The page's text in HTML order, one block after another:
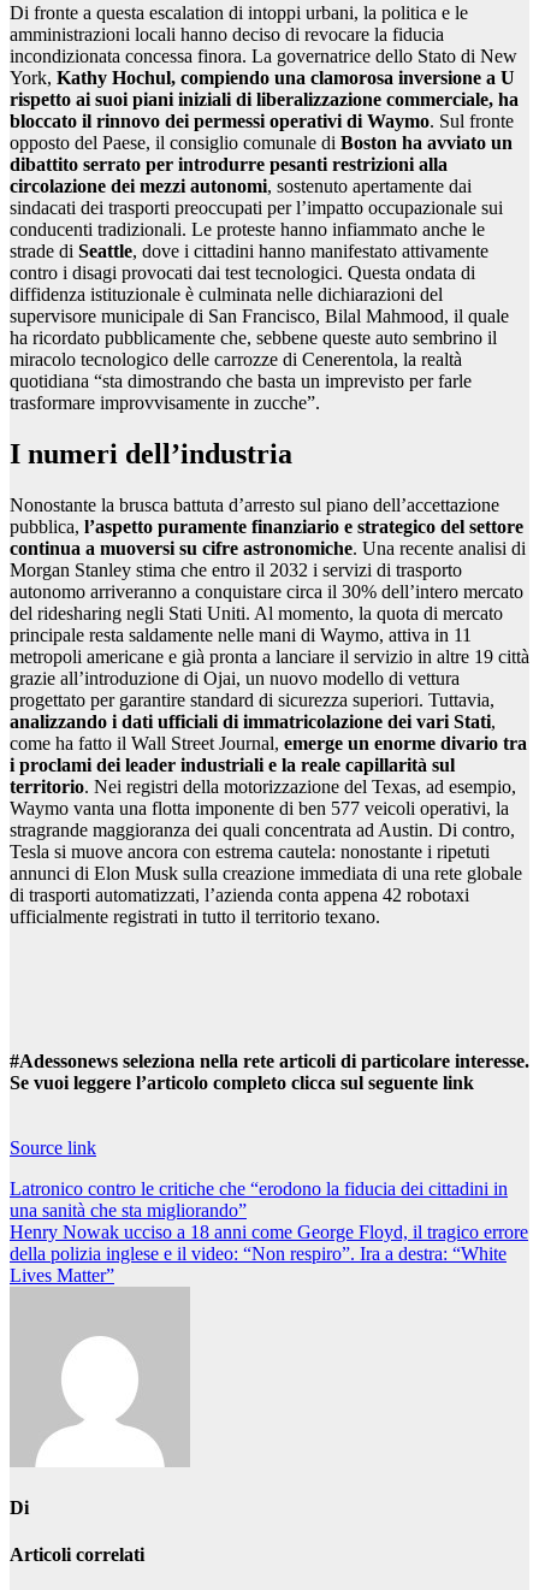
Di fronte a questa escalation di intoppi urbani, la politica e le
amministrazioni locali hanno deciso di revocare la fiducia
incondizionata concessa finora. La governatrice dello Stato di New
York, Kathy Hochul, compiendo una clamorosa inversione a U
rispetto ai suoi piani iniziali di liberalizzazione commerciale, ha
bloccato il rinnovo dei permessi operativi di Waymo. Sul fronte
opposto del Paese, il consiglio comunale di Boston ha avviato un
dibattito serrato per introdurre pesanti restrizioni alla
circolazione dei mezzi autonomi, sostenuto apertamente dai
sindacati dei trasporti preoccupati per l’impatto occupazionale sui
conducenti tradizionali. Le proteste hanno infiammato anche le
strade di Seattle, dove i cittadini hanno manifestato attivamente
contro i disagi provocati dai test tecnologici. Questa ondata di
diffidenza istituzionale è culminata nelle dichiarazioni del
supervisore municipale di San Francisco, Bilal Mahmood, il quale
ha ricordato pubblicamente che, sebbene queste auto sembrino il
miracolo tecnologico delle carrozze di Cenerentola, la realtà
quotidiana “sta dimostrando che basta un imprevisto per farle
trasformare improvvisamente in zucche”.
I numeri dell’industria
Nonostante la brusca battuta d’arresto sul piano dell’accettazione
pubblica, l’aspetto puramente finanziario e strategico del settore
continua a muoversi su cifre astronomiche. Una recente analisi di
Morgan Stanley stima che entro il 2032 i servizi di trasporto
autonomo arriveranno a conquistare circa il 30% dell’intero mercato
del ridesharing negli Stati Uniti. Al momento, la quota di mercato
principale resta saldamente nelle mani di Waymo, attiva in 11
metropoli americane e già pronta a lanciare il servizio in altre 19 città
grazie all’introduzione di Ojai, un nuovo modello di vettura
progettato per garantire standard di sicurezza superiori. Tuttavia,
analizzando i dati ufficiali di immatricolazione dei vari Stati,
come ha fatto il Wall Street Journal, emerge un enorme divario tra
i proclami dei leader industriali e la reale capillarità sul
territorio. Nei registri della motorizzazione del Texas, ad esempio,
Waymo vanta una flotta imponente di ben 577 veicoli operativi, la
stragrande maggioranza dei quali concentrata ad Austin. Di contro,
Tesla si muove ancora con estrema cautela: nonostante i ripetuti
annunci di Elon Musk sulla creazione immediata di una rete globale
di trasporti automatizzati, l’azienda conta appena 42 robotaxi
ufficialmente registrati in tutto il territorio texano.
#Adessonews seleziona nella rete articoli di particolare interesse.
Se vuoi leggere l’articolo completo clicca sul seguente link
Source link
Navigazione
articoli
Latronico contro le critiche che “erodono la fiducia dei cittadini in
una sanità che sta migliorando”
Henry Nowak ucciso a 18 anni come George Floyd, il tragico errore
della polizia inglese e il video: “Non respiro”. Ira a destra: “White
Lives Matter”
Di
Articoli correlati